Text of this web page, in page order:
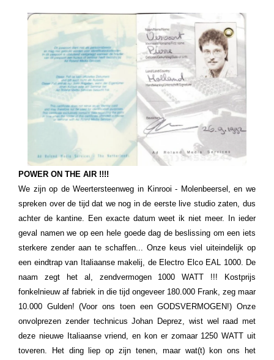
POWER ON THE AIR !!!!
We zijn op de Weertersteenweg in Kinrooi - Molenbeersel, en we
spreken over de tijd dat we nog in de eerste live studio zaten, dus
achter de kantine. Een exacte datum weet ik niet meer. In ieder
geval namen we op een hele goede dag de beslissing om een iets
sterkere zender aan te schaffen... Onze keus viel uiteindelijk op
een eindtrap van Italiaanse makelij, de Electro Elco EAL 1000. De
naam zegt het al, zendvermogen 1000 WATT !!! Kostprijs
fonkelnieuw af fabriek in die tijd ongeveer 180.000 Frank, zeg maar
10.000 Gulden! (Voor ons toen een GODSVERMOGEN!) Onze
onvolprezen zender technicus Johan Deprez, wist wel raad met
deze nieuwe Italiaanse vriend, en kon er zomaar 1250 WATT uit
toveren. Het ding liep op zijn tenen, maar wat(t) kon ons het